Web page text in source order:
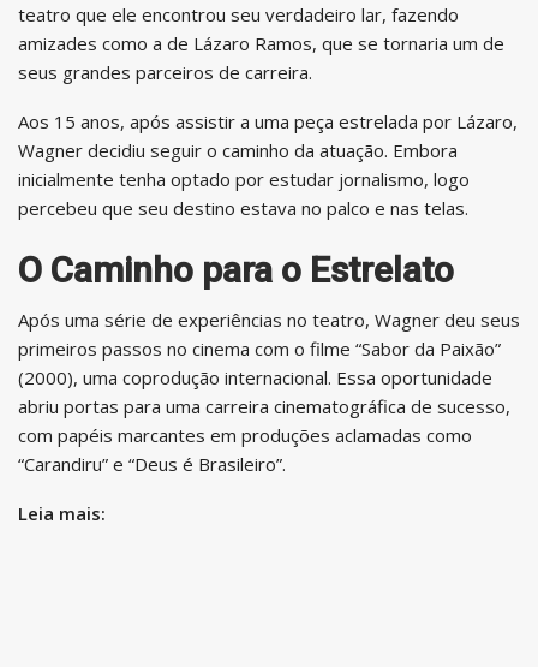
teatro que ele encontrou seu verdadeiro lar, fazendo
amizades como a de Lázaro Ramos, que se tornaria um de
seus grandes parceiros de carreira.
Aos 15 anos, após assistir a uma peça estrelada por Lázaro,
Wagner decidiu seguir o caminho da atuação. Embora
inicialmente tenha optado por estudar jornalismo, logo
percebeu que seu destino estava no palco e nas telas.
O Caminho para o Estrelato
Após uma série de experiências no teatro, Wagner deu seus
primeiros passos no cinema com o filme “Sabor da Paixão”
(2000), uma coprodução internacional. Essa oportunidade
abriu portas para uma carreira cinematográfica de sucesso,
com papéis marcantes em produções aclamadas como
“Carandiru” e “Deus é Brasileiro”.
Leia mais: